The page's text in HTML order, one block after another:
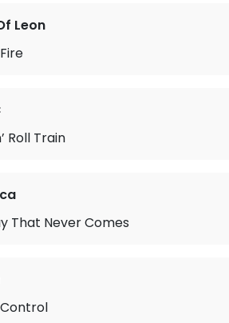
Leon
Roll Train
That Never Comes